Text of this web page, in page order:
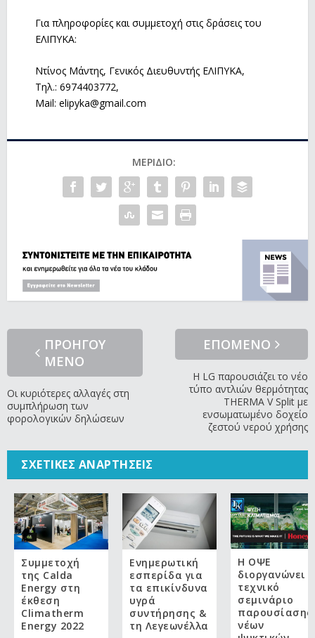
Για πληροφορίες και συμμετοχή στις δράσεις του
ΕΛΙΠΥΚΑ:
Ντίνος Μάντης, Γενικός Διευθυντής ΕΛΙΠΥΚΑ,
Τηλ.: 6974403772,
Mail: elipyka@gmail.com
ΜΕΡΊΔΙΟ:
ΠΡΟΗΓΟΥ
ΜΕΝΟ
Οι κυριότερες αλλαγές στη
συμπλήρωση των
φορολογικών δηλώσεων
ΕΠΟΜΕΝΟ
Η LG παρουσιάζει το νέο
τύπο αντλιών θερμότητας
THERMA V Split με
ενσωματωμένο δοχείο
ζεστού νερού χρήσης
ΣΧΕΤΙΚΈΣ ΑΝΑΡΤΉΣΕΙΣ
Συμμετοχή
της Calda
Energy στη
έκθεση
Climatherm
Energy 2022
Ενημερωτική
εσπερίδα για
τα επικίνδυνα
υγρά
συντήρησης &
τη Λεγεωνέλλα
Η ΟΨΕ
διοργανώνει
τεχνικό
σεμινάριο
παρουσίασης
νέων